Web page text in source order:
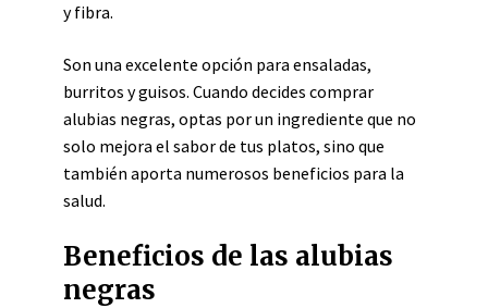
y fibra.
Son una excelente opción para ensaladas,
burritos y guisos. Cuando decides comprar
alubias negras, optas por un ingrediente que no
solo mejora el sabor de tus platos, sino que
también aporta numerosos beneficios para la
salud.
Beneficios de las alubias
negras